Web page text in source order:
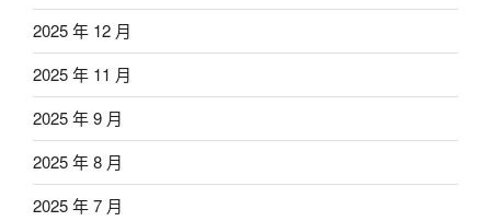
2025 年 12 月
2025 年 11 月
2025 年 9 月
2025 年 8 月
2025 年 7 月